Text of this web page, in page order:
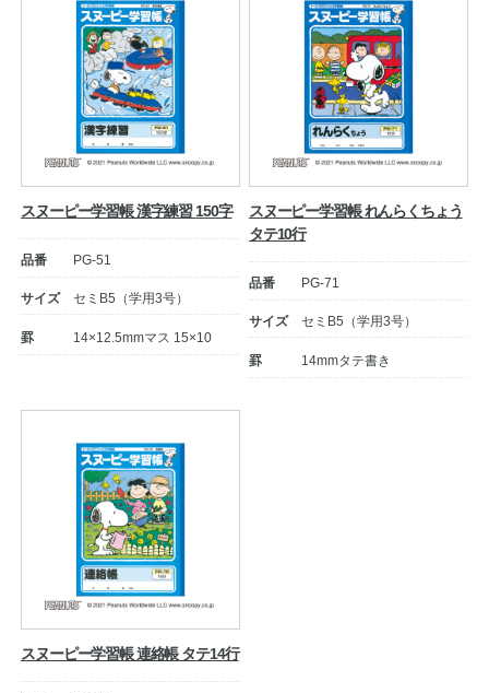
スヌーピー学習帳 漢字練習 150字
品番 PG-51
サイズ セミB5（学用3号）
罫 14×12.5mmマス 15×10
スヌーピー学習帳 れんらくちょう
タテ10行
品番 PG-71
サイズ セミB5（学用3号）
罫 14mmタテ書き
スヌーピー学習帳 連絡帳 タテ14行